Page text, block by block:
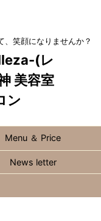
、笑顔になりませんか？
Menu ＆ Price
News letter